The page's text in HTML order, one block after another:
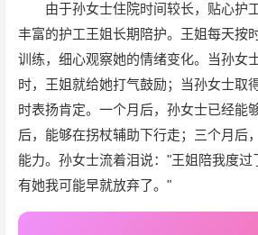
由于孙女士住院时间较长，贴心护
丰富的护工王姐长期陪护。王姐每天按
训练，细心观察她的情绪变化。当孙女
时，王姐就给她打气鼓励；当孙女士取
时表扬肯定。一个月后，孙女士已经能
后，能够在拐杖辅助下行走；三个月后
能力。孙女士流着泪说："王姐陪我度
有她我可能早就放弃了。"